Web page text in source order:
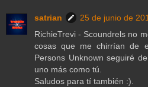
satrian
25 de junio de
RichieTrevi - Scoundrels no
cosas que me chirrían de
Persons Unknown seguiré
uno más como tú.
Saludos para tí también :).